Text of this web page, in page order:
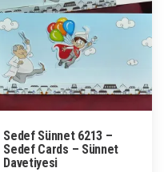
Sedef Sünnet 6213 –
Sedef Cards – Sünnet
Davetiyesi